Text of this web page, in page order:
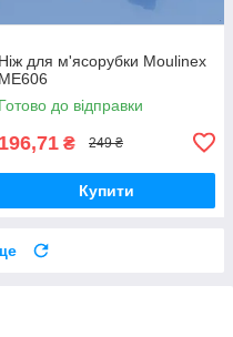
Ніж для м'ясорубки Moulinex
ME606
Готово до відправки
196,71 ₴ 249 ₴
Купити